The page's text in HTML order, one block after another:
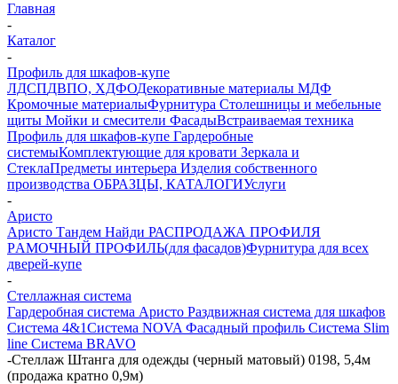
Главная
-
Каталог
-
Профиль для шкафов-купе
ЛДСПДВПО, ХДФОДекоративные материалы МДФ
Кромочные материалыФурнитура Столешницы и мебельные
щиты Мойки и смесители ФасадыВстраиваемая техника
Профиль для шкафов-купе Гардеробные
системыКомплектующие для кровати Зеркала и
СтеклаПредметы интерьера Изделия собственного
производства ОБРАЗЦЫ, КАТАЛОГИУслуги
-
Аристо
Аристо Тандем Найди РАСПРОДАЖА ПРОФИЛЯ
PАМОЧНЫЙ ПРОФИЛЬ(для фасадов)Фурнитура для всех
дверей-купе
-
Стеллажная система
Гардеробная система Аристо Раздвижная система для шкафов
Система 4&1Система NOVA Фасадный профиль Система Slim
line Система BRAVO
-Стеллаж Штанга для одежды (черный матовый) 0198, 5,4м
(продажа кратно 0,9м)